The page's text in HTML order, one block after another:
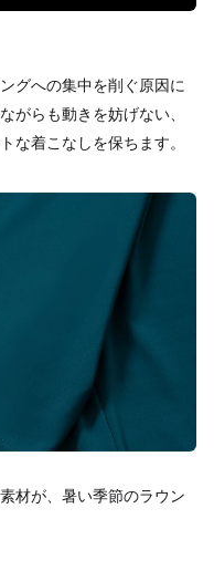
グへの集中を削ぐ原因に
がらも動きを妨げない、
な着こなしを保ちます。
材が、暑い季節のラウン